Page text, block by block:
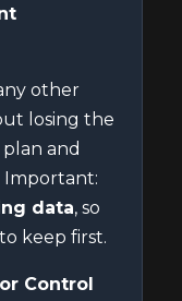
other
losing the
and
Important:
data, so
keep first.
Control